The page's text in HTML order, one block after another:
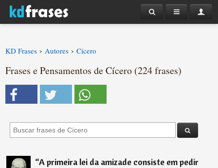
KD Frases › Autores › Cícero
Frases e Pensamentos de Cícero (224 frases)
“A primeira lei da amizade consiste em pedir